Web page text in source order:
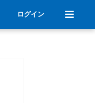
ログイン